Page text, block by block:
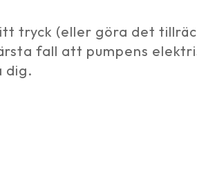
tryck (eller göra det
fall att pumpens
dig.